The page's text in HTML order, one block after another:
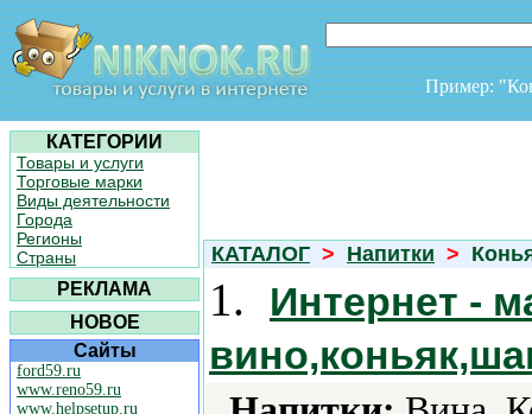
Пример:
КАТЕГОРИИ
Товары и услуги
Торговые марки
Виды деятельности
Города
Регионы
Страны
РЕКЛАМА
НОВОЕ
Сайты
ford59.ru
www.reno59.ru
www.helpsetup.ru
КАТАЛОГ > Напитки >
1.
Интернет -